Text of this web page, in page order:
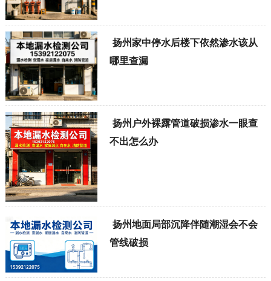
扬州家中停水后楼下依然渗水该从
哪里查漏
扬州户外裸露管道破损渗水一眼查
不出怎么办
扬州地面局部沉降伴随潮湿会不会
管线破损